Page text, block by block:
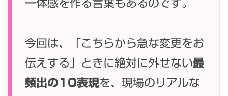
一体感を作る言葉もあるのです。
今回は、「こちらから急な変更をお
伝えする」ときに絶対に外せない最
頻出の10表現を、現場のリアルな